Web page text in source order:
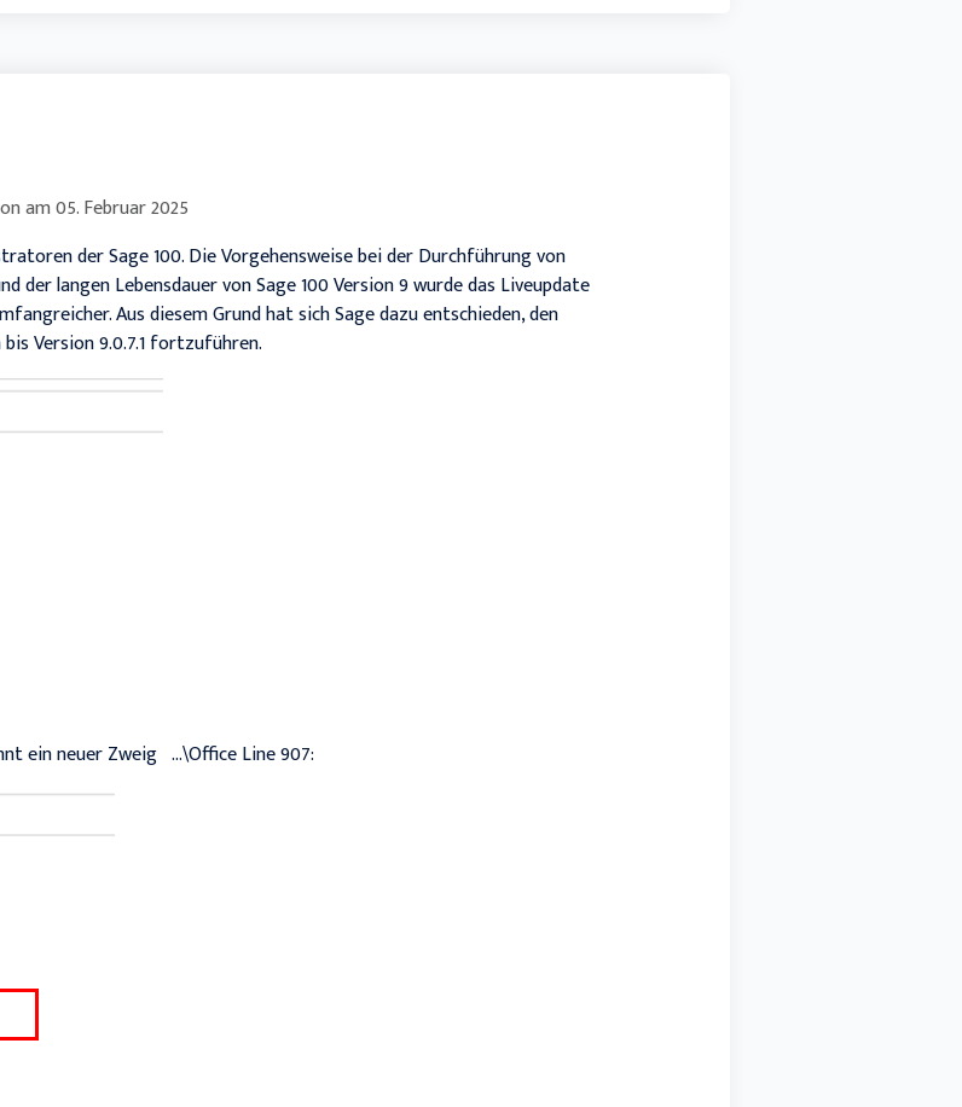
am05. Februar 2025
der Sage 100. Die Vorgehensweise bei der Durchführung von
der langen Lebensdauer von Sage 100 Version 9 wurde das Liveupdate
Aus diesem Grund hat sich Sage dazu entschieden, den
Version 9.0.7.1 fortzuführen.
ein neuer Zweig …\Office Line 907: